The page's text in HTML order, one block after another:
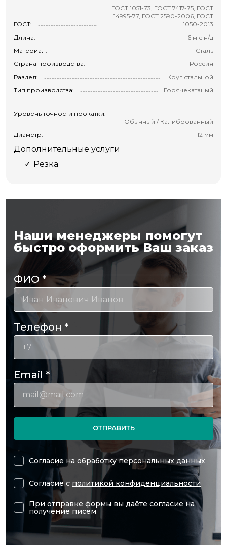
ГОСТ:
ГОСТ 1051-73, ГОСТ 7417-75, ГОСТ
14995-77, ГОСТ 2590-2006, ГОСТ
1050-2013
Длина:
6 м с н/д
Материал:
Сталь
Страна производства:
Россия
Раздел:
Круг стальной
Тип производства:
Горячекатаный
Уровень точности прокатки:
Обычный / Калиброванный
Диаметр:
12 мм
Дополнительные услуги
Резка
Наши менеджеры помогут
быстро оформить Ваш заказ
ФИО*
Телефон *
Email *
ОТПРАВИТЬ
Согласие на обработкуперсональных данных
Согласие с политикой конфиденциальности
При отправке формы вы даёте согласие на
получение писем